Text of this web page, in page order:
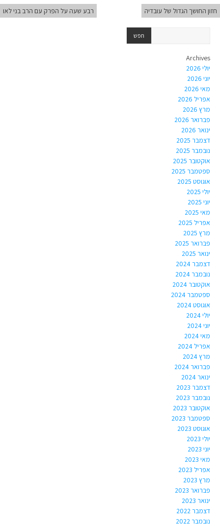
חזון החושך הגדול של עובדיה רבע שעה על הפרק עם הרב בני לאו
Archives
יולי 2026
יוני 2026
מאי 2026
אפריל 2026
מרץ 2026
פברואר 2026
ינואר 2026
דצמבר 2025
נובמבר 2025
אוקטובר 2025
ספטמבר 2025
אוגוסט 2025
יולי 2025
יוני 2025
מאי 2025
אפריל 2025
מרץ 2025
פברואר 2025
ינואר 2025
דצמבר 2024
נובמבר 2024
אוקטובר 2024
ספטמבר 2024
אוגוסט 2024
יולי 2024
יוני 2024
מאי 2024
אפריל 2024
מרץ 2024
פברואר 2024
ינואר 2024
דצמבר 2023
נובמבר 2023
אוקטובר 2023
ספטמבר 2023
אוגוסט 2023
יולי 2023
יוני 2023
מאי 2023
אפריל 2023
מרץ 2023
פברואר 2023
ינואר 2023
דצמבר 2022
נובמבר 2022